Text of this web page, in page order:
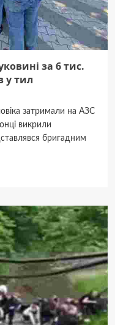
за 6 тис.
у тил
затримали на АЗС
викрили
бригадним